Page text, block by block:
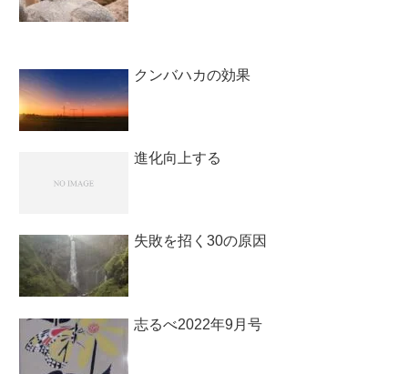
クンバハカの効果
進化向上する
失敗を招く30の原因
志るべ2022年9月号